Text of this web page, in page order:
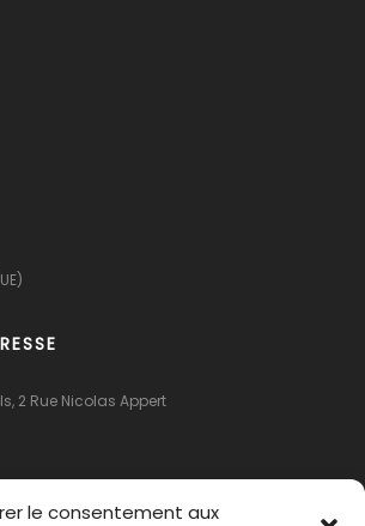
le consentement aux
2 Rue Nicolas Appert